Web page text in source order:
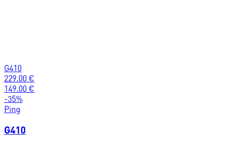
G410
229.00 €
149.00 €
-35%
Ping
G410